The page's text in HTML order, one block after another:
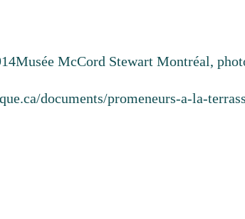
Musée McCord Stewart Montréal,
documents/promeneurs-a-la-